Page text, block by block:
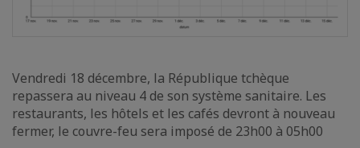
Vendredi 18 décembre, la République tchèque
repassera au niveau 4 de son système sanitaire. Les
restaurants, les hôtels et les cafés devront à nouveau
fermer, le couvre-feu sera imposé de 23h00 à 05h00